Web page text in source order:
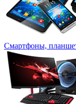
Смартфоны,